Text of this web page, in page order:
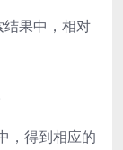
果中，相对
，得到相应的